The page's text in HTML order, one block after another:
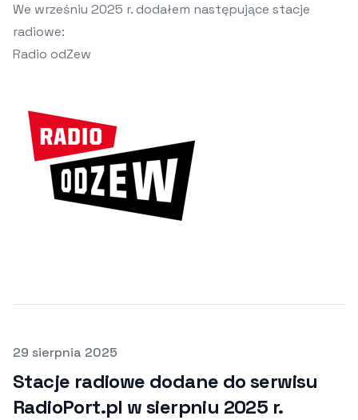
We wrześniu 2025 r. dodałem następujące stacje
radiowe:
Radio odZew
Opublikowano
29 sierpnia 2025
Stacje radiowe dodane do serwisu
RadioPort.pl w sierpniu 2025 r.